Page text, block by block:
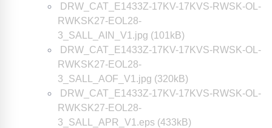
DRW_CAT_E1433Z-17KV-17KVS-RWSK-OL-
RWKSK27-EOL28-
3_SALL_AIN_V1.jpg (101kB)
DRW_CAT_E1433Z-17KV-17KVS-RWSK-OL-
RWKSK27-EOL28-
3_SALL_AOF_V1.jpg (320kB)
DRW_CAT_E1433Z-17KV-17KVS-RWSK-OL-
RWKSK27-EOL28-
3_SALL_APR_V1.eps (433kB)